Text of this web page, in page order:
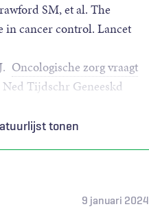
SM, et al. The
in cancer control. Lancet
Oncologische zorg vraagt
Ned Tijdschr Geneeskd
Standpunt
May AM, Stegmann ME,
GP involvement after a
tonen
9 januari 2024